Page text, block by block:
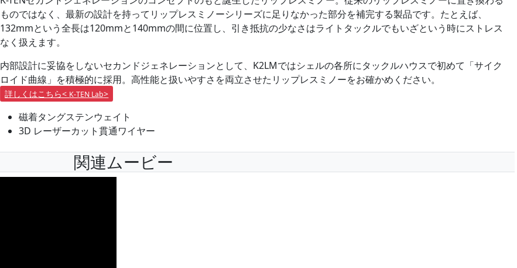
ものではなく、最新の設計を持ってリップレスミノーシリーズに足りなかった部分を補完する製品です。たとえば、
132mmという全長は120mmと140mmの間に位置し、引き抵抗の少なさはライトタックルでもいざという時にストレス
なく扱えます。
内部設計に妥協をしないセカンドジェネレーションとして、K2LMではシェルの各所にタックルハウスで初めて「サイク
ロイド曲線」を積極的に採用。高性能と扱いやすさを両立させたリップレスミノーをお確かめください。
詳しくはこちら< K-TEN Lab>
磁着タングステンウェイト
3D レーザーカット貫通ワイヤー
関連ムービー